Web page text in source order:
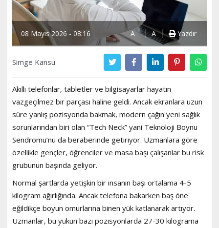
08 Mayıs 2026 - 08:16 A + A- Yazdır
Simge Kansu
Akıllı telefonlar, tabletler ve bilgisayarlar hayatın
vazgeçilmez bir parçası haline geldi. Ancak ekranlara uzun
süre yanlış pozisyonda bakmak, modern çağın yeni sağlık
sorunlarından biri olan “Tech Neck” yani Teknoloji Boynu
Sendromu’nu da beraberinde getiriyor. Uzmanlara göre
özellikle gençler, öğrenciler ve masa başı çalışanlar bu risk
grubunun başında geliyor.
Normal şartlarda yetişkin bir insanın başı ortalama 4-5
kilogram ağırlığında. Ancak telefona bakarken baş öne
eğildikçe boyun omurlarına binen yük katlanarak artıyor.
Uzmanlar, bu yükün bazı pozisyonlarda 27-30 kilograma